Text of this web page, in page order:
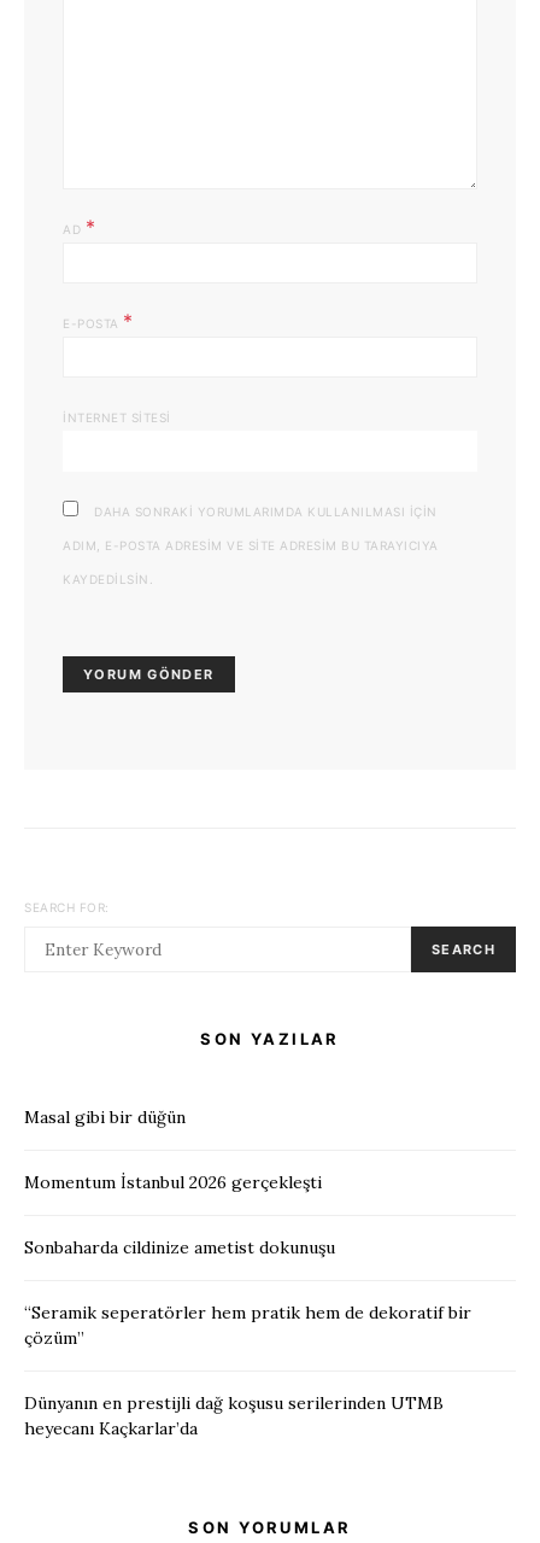
AD *
E-POSTA *
İNTERNET SITESI
DAHA SONRAKI YORUMLARIMDA KULLANILMASI IÇIN
ADIM, E-POSTA ADRESIM VE SITE ADRESIM BU TARAYICIYA
KAYDEDILSIN.
SEARCH FOR:
SEARCH
SON YAZILAR
Masal gibi bir düğün
Momentum İstanbul 2026 gerçekleşti
Sonbaharda cildinize ametist dokunuşu
“Seramik seperatörler hem pratik hem de dekoratif bir
çözüm”
Dünyanın en prestijli dağ koşusu serilerinden UTMB
heyecanı Kaçkarlar’da
SON YORUMLAR